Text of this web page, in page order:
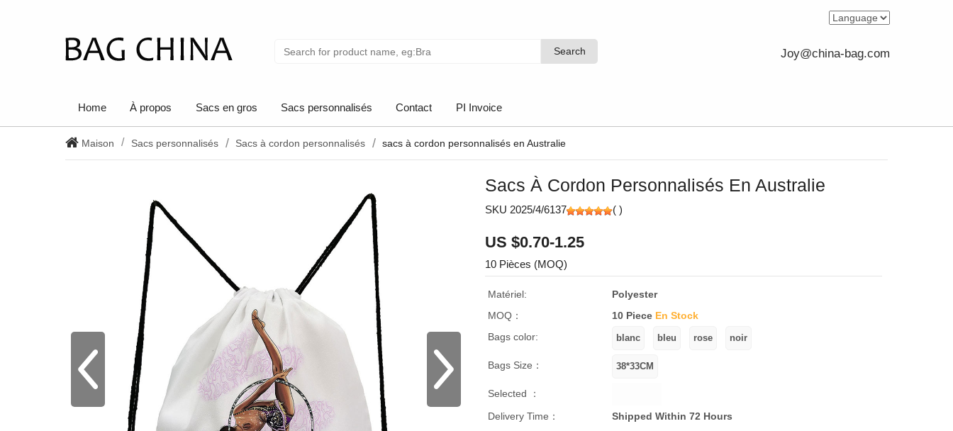
Search
Search Joy@china-bag.com
Home À propos Sacs en gros Sacs personnalisés Contact PI Invoice
Maison Sacs personnalisés Sacs à cordon personnalisés sacs à cordon personnalisés en Australie
Sacs À Cordon Personnalisés En Australie
SKU 2025/4/6137 ( )
US $0.70-1.25
10 Pièces (MOQ)
Matériel:
Polyester
MOQ：
10 Piece En Stock
Bags color:
Bags Size：
Selected ：
Delivery Time：
Shipped Within 72 Hours